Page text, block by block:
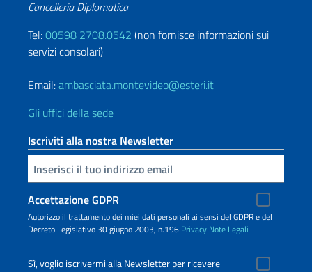
Cancelleria Diplomatica
Tel:00598 2708.0542 (non fornisce informazioni sui
servizi consolari)
Email:ambasciata.montevideo@esteri.it
Gli uffici della sede
Iscriviti alla nostra Newsletter
Inserisci la tua email
Accettazione GDPR
Autorizzo il trattamento dei miei dati personali ai sensi del GDPR e del
Decreto Legislativo 30 giugno 2003, n.196 Privacy Note Legali
Sì, voglio iscrivermi alla Newsletter per ricevere